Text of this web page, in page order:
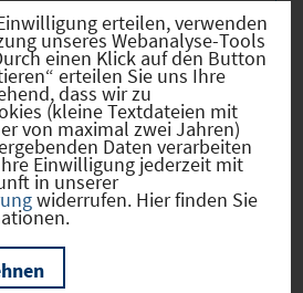
unter die Arme greifen
Startphase überbrücken
des „IGZ
geschieht nicht nur
von günstigen
insbesondere durch
und Betreuung.
erteilen, verwenden
unseres Webanalyse-Tools
einen Klick auf den Button
erteilen Sie uns Ihre
dass wir zu
(kleine Textdateien mit
von maximal zwei Jahren)
Daten verarbeiten
Einwilligung jederzeit mit
in unserer
widerrufen. Hier finden Sie